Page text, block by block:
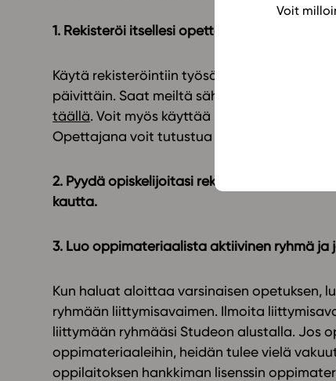
Voit
1. Rekisteröi itsellesi opettajan tunnukset,
Käytä rekisteröintiin työsähköpostiasi.
päivittäin. Saat meiltä sähköpostia, kun
täällä. Voit myös käyttää MPASSid-
Opettajana voit tutustua vapaasti kaikkiin
2. Pyydä opiskelijoitasi rekisteröitymään
kautta.
3. Luo oppimateriaalista aktiivinen ryhmä ja
Kun haluat aloittaa varsinaisen opetuksen,
ryhmään liittymisavaimen. Ilmoita
liittymään ryhmääsi Studeon alustalla. Jos
oppimateriaaleihin, heidän tulee vielä
oppilaitoksen hankkiman lisenssin